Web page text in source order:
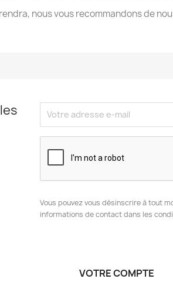
nous vous recommandons de
Vous pouvez vous désinscrire à tout
informations de contact dans les
VOTRE COMPTE